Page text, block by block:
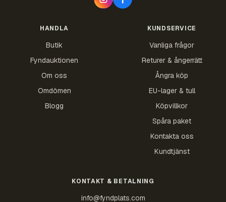
HANDLA
Butik
Fyndauktionen
Om oss
Omdömen
Blogg
KUNDSERVICE
Vanliga frågor
Returer & ångerrätt
Ångra köp
EU-lager & tull
Köpvillkor
Spåra paket
Kontakta oss
Kundtjänst
KONTAKT & BETALNING
info@fyndplats.com